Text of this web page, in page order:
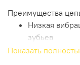
Преимущества
Низкая
зубьев
Чистое и
Показать